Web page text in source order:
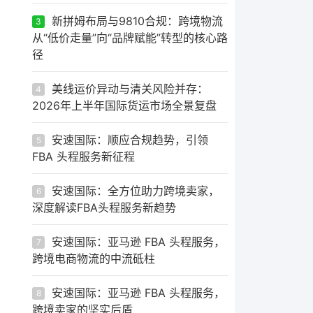
3
新拼姆布局与9810合规：跨境物流
从“低价走量”向“品牌赋能”转型的核心路
径
4
美线运价异动与清关风险并存：
2026年上半年国际货运市场全景复盘
5
安速国际：顺应合规趋势，引领
FBA 头程服务新征程
6
安速国际：全方位助力跨境卖家，
深度解读FBA头程服务新趋势
7
安速国际：亚马逊 FBA 头程服务，
跨境电商物流的中流砥柱
8
安速国际：亚马逊 FBA 头程服务，
跨境卖家的坚实后盾